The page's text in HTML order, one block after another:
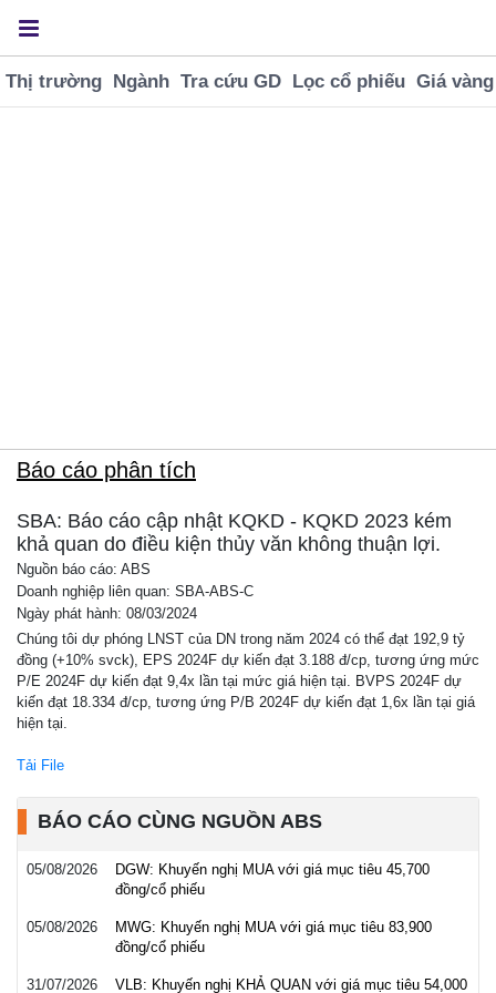
Thị trường Ngành Tra cứu GD Lọc cổ phiếu Giá vàng
VNINDEX SJC BTMH USD
Báo cáo phân tích
SBA: Báo cáo cập nhật KQKD - KQKD 2023 kém
khả quan do điều kiện thủy văn không thuận lợi.
Nguồn báo cáo: ABS
Doanh nghiệp liên quan: SBA-ABS-C
Ngày phát hành: 08/03/2024
Chúng tôi dự phóng LNST của DN trong năm 2024 có thể đạt 192,9 tỷ
đồng (+10% svck), EPS 2024F dự kiến đạt 3.188 đ/cp, tương ứng mức
P/E 2024F dự kiến đạt 9,4x lần tại mức giá hiện tại. BVPS 2024F dự
kiến đạt 18.334 đ/cp, tương ứng P/B 2024F dự kiến đạt 1,6x lần tại giá
Tải File
BÁO CÁO CÙNG NGUỒN ABS
05/08/2026
DGW: Khuyến nghị MUA với giá mục tiêu 45,700
đồng/cổ phiếu
05/08/2026
MWG: Khuyến nghị MUA với giá mục tiêu 83,900